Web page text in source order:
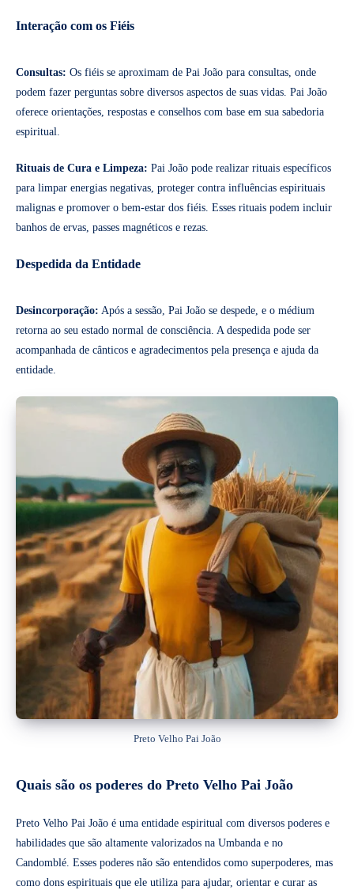
Interação com os Fiéis
Consultas: Os fiéis se aproximam de Pai João para consultas, onde
podem fazer perguntas sobre diversos aspectos de suas vidas. Pai João
oferece orientações, respostas e conselhos com base em sua sabedoria
espiritual.
Rituais de Cura e Limpeza: Pai João pode realizar rituais específicos
para limpar energias negativas, proteger contra influências espirituais
malignas e promover o bem-estar dos fiéis. Esses rituais podem incluir
banhos de ervas, passes magnéticos e rezas.
Despedida da Entidade
Desincorporação: Após a sessão, Pai João se despede, e o médium
retorna ao seu estado normal de consciência. A despedida pode ser
acompanhada de cânticos e agradecimentos pela presença e ajuda da
entidade.
Preto Velho Pai João
Quais são os poderes do Preto Velho Pai João
Preto Velho Pai João é uma entidade espiritual com diversos poderes e
habilidades que são altamente valorizados na Umbanda e no
Candomblé. Esses poderes não são entendidos como superpoderes, mas
como dons espirituais que ele utiliza para ajudar, orientar e curar as